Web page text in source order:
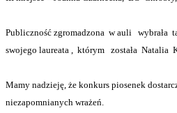
Publiczność zgromadzona w auli wybrała
swojego laureata ,
którym została Natalia
Mamy nadzieję, że konkurs piosenek
niezapomnianych wrażeń.